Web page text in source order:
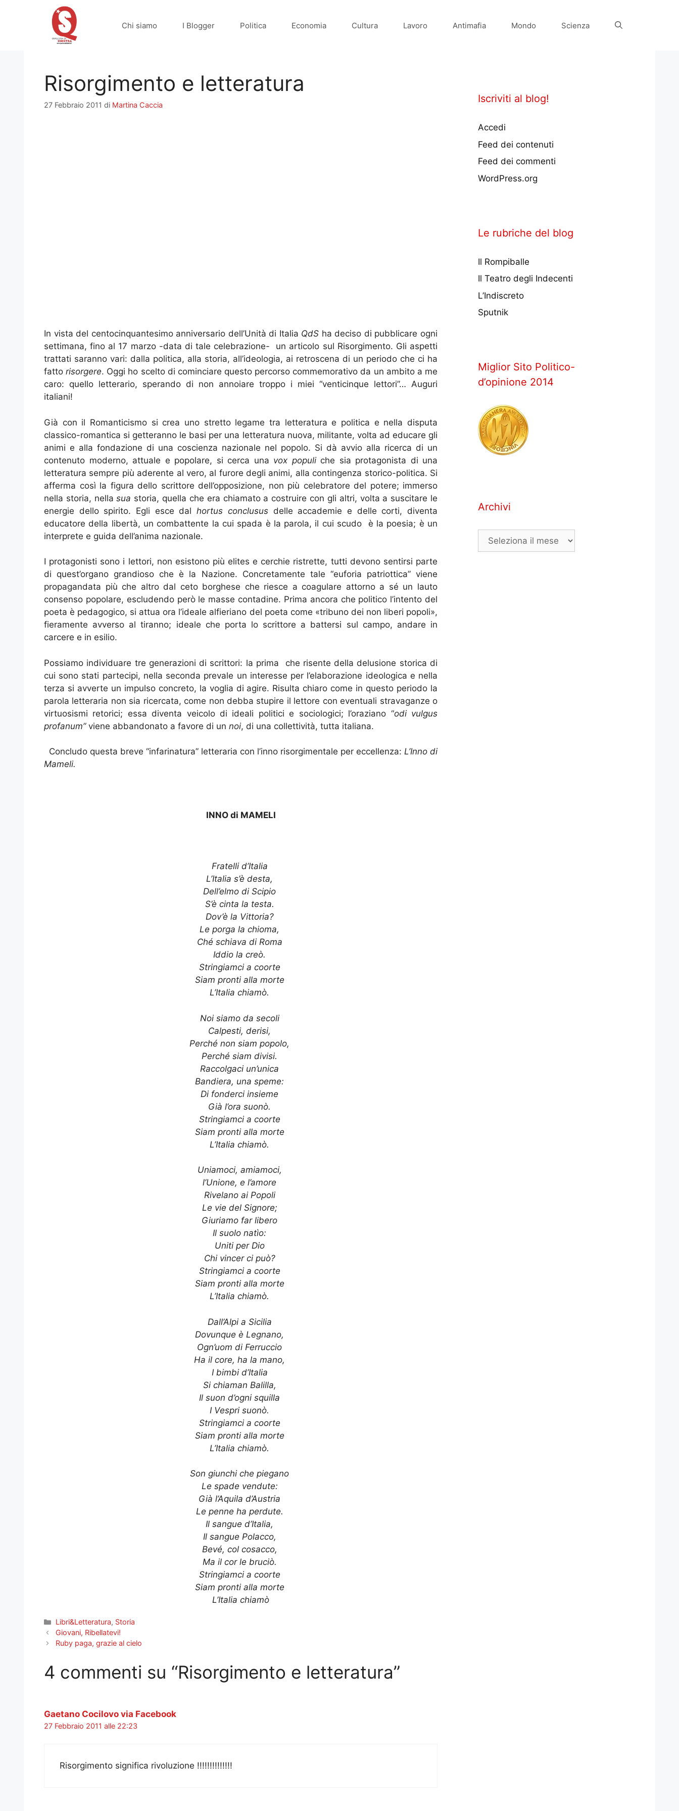
Chi siamo I Blogger Politica Economia Cultura Lavoro Antimafia Mondo Scienza
Risorgimento e letteratura
27 Febbraio 2011 di Martina Caccia
In vista del centocinquantesimo anniversario dell’Unità di Italia QdS ha deciso di pubblicare ogni
settimana, fino al 17 marzo -data di tale celebrazione- un articolo sul Risorgimento. Gli aspetti
trattati saranno vari: dalla politica, alla storia, all’ideologia, ai retroscena di un periodo che ci ha
fattorisorgere. Oggi ho scelto di cominciare questo percorso commemorativo da un ambito a me
caro: quello letterario, sperando di non annoiare troppo i miei “venticinque lettori”… Auguri
italiani!
Già con il Romanticismo si crea uno stretto legame tra letteratura e politica e nella disputa
classico-romantica si getteranno le basi per una letteratura nuova, militante, volta ad educare gli
animi e alla fondazione di una coscienza nazionale nel popolo. Si dà avvio alla ricerca di un
contenuto moderno, attuale e popolare, si cerca una vox populi che sia protagonista di una
letteratura sempre più aderente al vero, al furore degli animi, alla contingenza storico-politica. Si
afferma così la figura dello scrittore dell’opposizione, non più celebratore del potere; immerso
nella storia, nellasua storia, quella che era chiamato a costruire con gli altri, volta a suscitare le
energie dello spirito. Egli esce dalhortus conclusus delle accademie e delle corti, diventa
educatore della libertà, un combattente la cui spada è la parola, il cui scudo è la poesia; è un
interprete e guida dell’anima nazionale.
I protagonisti sono i lettori, non esistono più elites e cerchie ristrette, tutti devono sentirsi parte
di quest’organo grandioso che è la Nazione. Concretamente tale “euforia patriottica” viene
propagandata più che altro dal ceto borghese che riesce a coagulare attorno a sé un lauto
consenso popolare, escludendo però le masse contadine. Prima ancora che politico l’intento del
poeta è pedagogico, si attua ora l’ideale alfieriano del poeta come «tribuno dei non liberi popoli»,
fieramente avverso al tiranno; ideale che porta lo scrittore a battersi sul campo, andare in
carcere e in esilio.
Possiamo individuare tre generazioni di scrittori: la prima che risente della delusione storica di
cui sono stati partecipi, nella seconda prevale un interesse per l’elaborazione ideologica e nella
terza si avverte un impulso concreto, la voglia di agire. Risulta chiaro come in questo periodo la
parola letteraria non sia ricercata, come non debba stupire il lettore con eventuali stravaganze o
virtuosismi retorici; essa diventa veicolo di ideali politici e sociologici; l’oraziano “odi vulgus
profanum” viene abbandonato a favore di un noi, di una collettività, tutta italiana.
Concludo questa breve “infarinatura” letteraria con l’inno risorgimentale per eccellenza: L’Inno di
Mameli.
INNO di MAMELI
Fratelli d’Italia
L’Italia s’è desta,
Dell’elmo di Scipio
S’è cinta la testa.
Dov’è la Vittoria?
Le porga la chioma,
Ché schiava di Roma
Iddio la creò.
Stringiamci a coorte
Siam pronti alla morte
L’Italia chiamò.
Noi siamo da secoli
Calpesti, derisi,
Perché non siam popolo,
Perché siam divisi.
Raccolgaci un’unica
Bandiera, una speme:
Di fonderci insieme
Già l’ora suonò.
Stringiamci a coorte
Siam pronti alla morte
L’Italia chiamò.
Uniamoci, amiamoci,
l’Unione, e l’amore
Rivelano ai Popoli
Le vie del Signore;
Giuriamo far libero
Il suolo natìo:
Uniti per Dio
Chi vincer ci può?
Stringiamci a coorte
Siam pronti alla morte
L’Italia chiamò.
Dall’Alpi a Sicilia
Dovunque è Legnano,
Ogn’uom di Ferruccio
Ha il core, ha la mano,
I bimbi d’Italia
Si chiaman Balilla,
Il suon d’ogni squilla
I Vespri suonò.
Stringiamci a coorte
Siam pronti alla morte
L’Italia chiamò.
Son giunchi che piegano
Le spade vendute:
Già l’Aquila d’Austria
Le penne ha perdute.
Il sangue d’Italia,
Il sangue Polacco,
Bevé, col cosacco,
Ma il cor le bruciò.
Stringiamci a coorte
Siam pronti alla morte
L’Italia chiamò
Categorie
Libri&Letteratura, Storia
Giovani, Ribellatevi!
Ruby paga, grazie al cielo
4 commenti su “Risorgimento e letteratura”
Gaetano Cocilovo via Facebook
27 Febbraio 2011 alle 22:23
Risorgimento significa rivoluzione !!!!!!!!!!!!!!
Iscriviti al blog!
Accedi
Feed dei contenuti
Feed dei commenti
WordPress.org
Le rubriche del blog
Il Rompiballe
Il Teatro degli Indecenti
L’Indiscreto
Sputnik
Miglior Sito Politico-
d’opinione 2014
Archivi
Archivi